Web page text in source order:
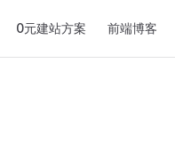
0元建站方案 前端博客